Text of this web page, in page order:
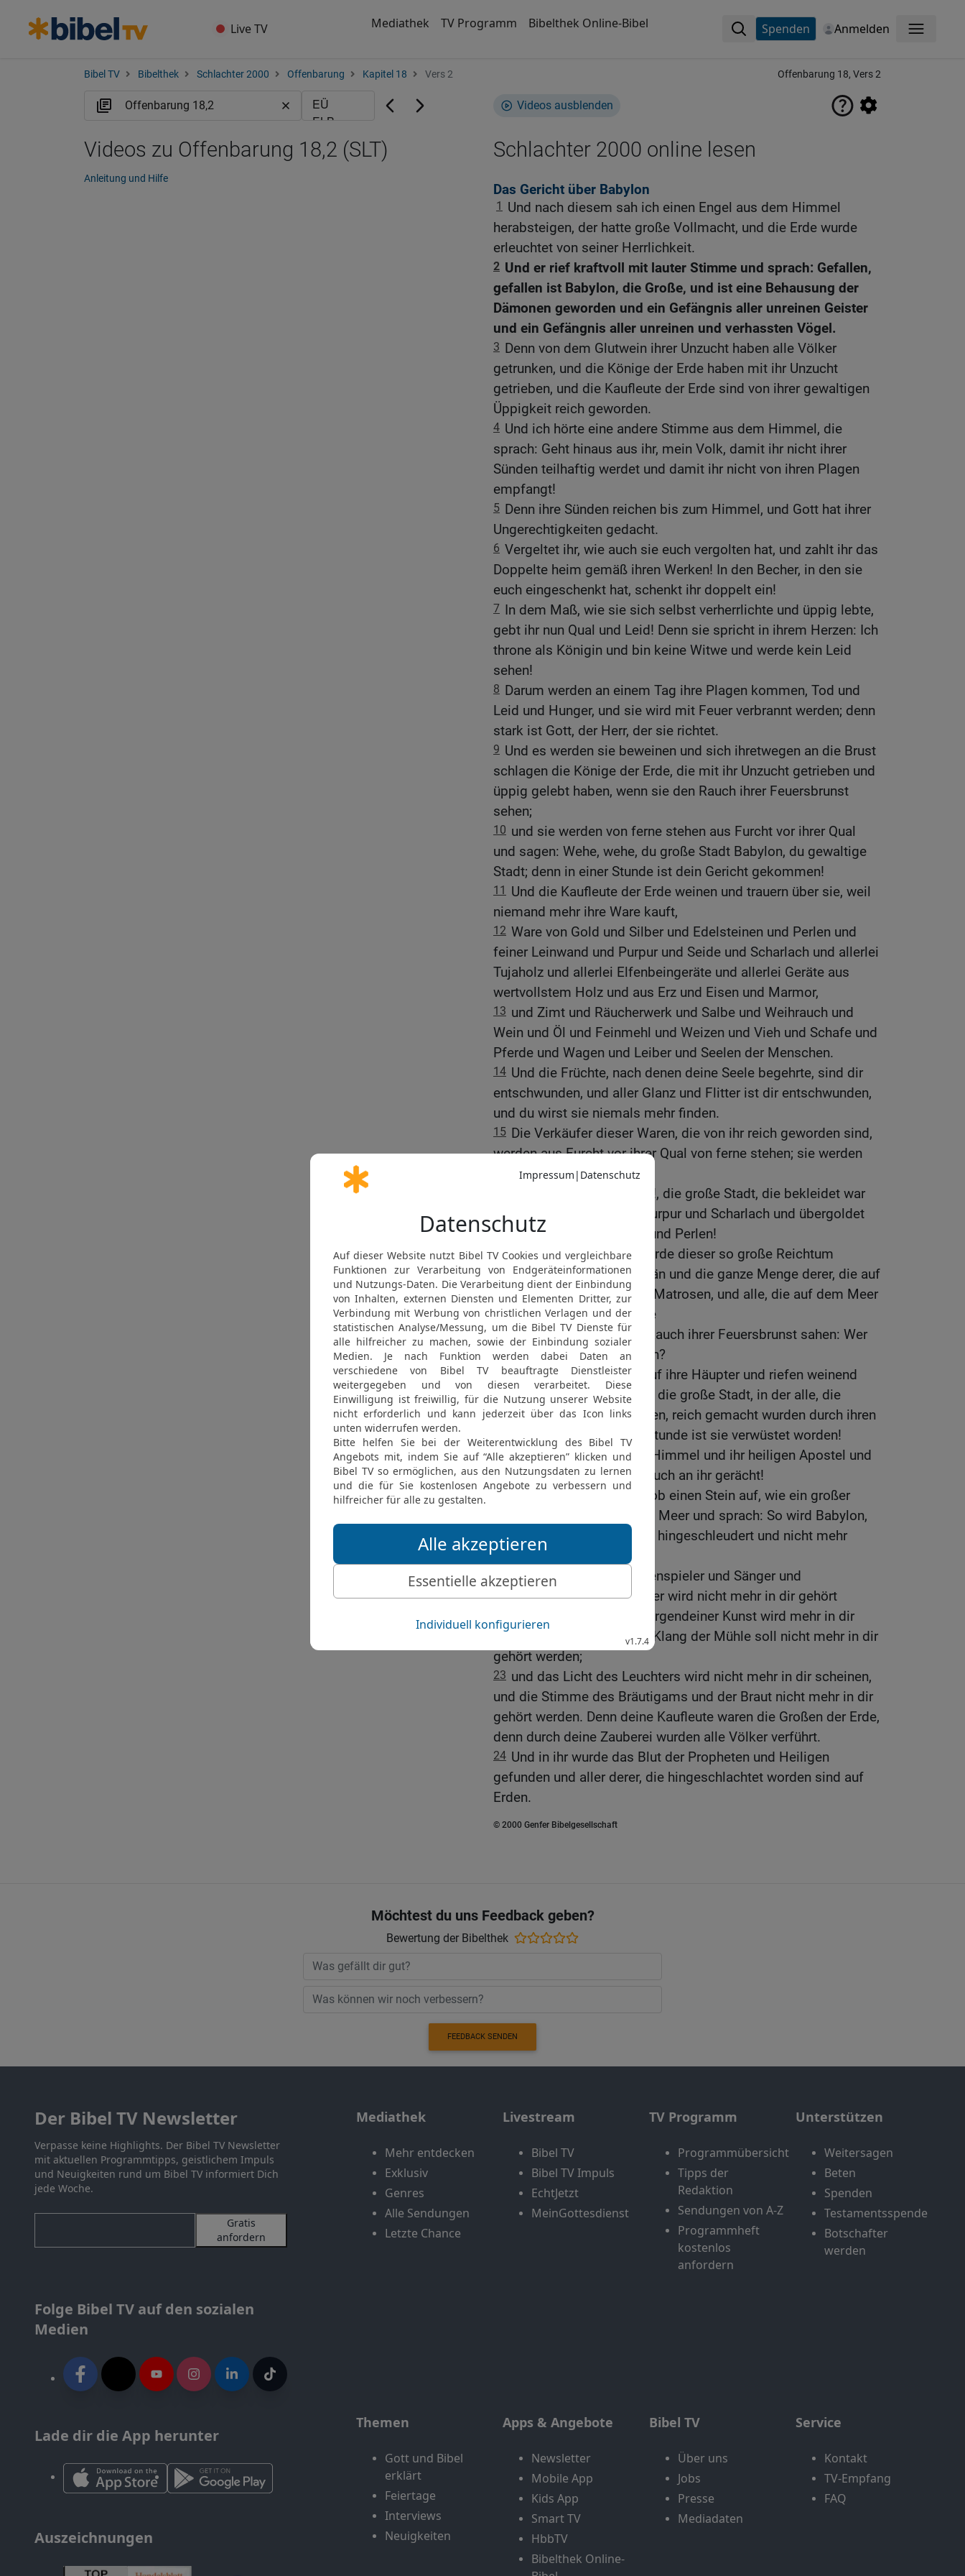
Live TV Mediathek TV Programm Bibelthek Online-Bibel Spenden Anmelden Menü
Bibel TV Bibelthek Schlachter 2000 Offenbarung Kapitel 18 Vers 2 Offenbarung 18, Vers 2
Videos ausblenden
Schlachter 2000 online lesen
Das Gericht über Babylon
1
Und nach diesem sah ich einen Engel aus dem Himmel
herabsteigen, der hatte große Vollmacht, und die Erde wurde
erleuchtet von seiner Herrlichkeit.
2 Und er rief kraftvoll mit lauter Stimme und sprach: Gefallen,
gefallen ist Babylon, die Große, und ist eine Behausung der
Dämonen geworden und ein Gefängnis aller unreinen Geister
und ein Gefängnis aller unreinen und verhassten Vögel.
3 Denn von dem Glutwein ihrer Unzucht haben alle Völker
getrunken, und die Könige der Erde haben mit ihr Unzucht
getrieben, und die Kaufleute der Erde sind von ihrer gewaltigen
Üppigkeit reich geworden.
4 Und ich hörte eine andere Stimme aus dem Himmel, die
sprach: Geht hinaus aus ihr, mein Volk, damit ihr nicht ihrer
Sünden teilhaftig werdet und damit ihr nicht von ihren Plagen
empfangt!
5 Denn ihre Sünden reichen bis zum Himmel, und Gott hat ihrer
Ungerechtigkeiten gedacht.
6 Vergeltet ihr, wie auch sie euch vergolten hat, und zahlt ihr das
Doppelte heim gemäß ihren Werken! In den Becher, in den sie
euch eingeschenkt hat, schenkt ihr doppelt ein!
7 In dem Maß, wie sie sich selbst verherrlichte und üppig lebte,
gebt ihr nun Qual und Leid! Denn sie spricht in ihrem Herzen: Ich
throne als Königin und bin keine Witwe und werde kein Leid
sehen!
8 Darum werden an einem Tag ihre Plagen kommen, Tod und
Leid und Hunger, und sie wird mit Feuer verbrannt werden; denn
stark ist Gott, der Herr, der sie richtet.
9 Und es werden sie beweinen und sich ihretwegen an die Brust
schlagen die Könige der Erde, die mit ihr Unzucht getrieben und
üppig gelebt haben, wenn sie den Rauch ihrer Feuersbrunst
sehen;
10 und sie werden von ferne stehen aus Furcht vor ihrer Qual
und sagen: Wehe, wehe, du große Stadt Babylon, du gewaltige
Stadt; denn in einer Stunde ist dein Gericht gekommen!
11
Und die Kaufleute der Erde weinen und trauern über sie, weil
niemand mehr ihre Ware kauft,
12 Ware von Gold und Silber und Edelsteinen und Perlen und
feiner Leinwand und Purpur und Seide und Scharlach und allerlei
Tujaholz und allerlei Elfenbeingeräte und allerlei Geräte aus
wertvollstem Holz und aus Erz und Eisen und Marmor,
13 und Zimt und Räucherwerk und Salbe und Weihrauch und
Wein und Öl und Feinmehl und Weizen und Vieh und Schafe und
Pferde und Wagen und Leiber und Seelen der Menschen.
14 Und die Früchte, nach denen deine Seele begehrte, sind dir
entschwunden, und aller Glanz und Flitter ist dir entschwunden,
und du wirst sie niemals mehr finden.
15 Die Verkäufer dieser Waren, die von ihr reich geworden sind,
werden aus Furcht vor ihrer Qual von ferne stehen; sie werden
weinen und trauern
und sagen: Wehe, wehe!, die große Stadt, die bekleidet war
mit feiner Leinwand und Purpur und Scharlach und übergoldet
mit Gold und Edelsteinen und Perlen!
17 Denn in einer Stunde wurde dieser so große Reichtum
verwüstet! Und jeder Kapitän und die ganze Menge derer, die auf
den Schiffen sind, und die Matrosen, und alle, die auf dem Meer
arbeiten, standen von ferne
18 und riefen, als sie den Rauch ihrer Feuersbrunst sahen: Wer
war der großen Stadt gleich?
19 Und sie warfen Staub auf ihre Häupter und riefen weinend
und trauernd: Wehe, wehe!, die große Stadt, in der alle, die
Schiffe auf dem Meer hatten, reich gemacht wurden durch ihren
Wohlstand! Denn in einer Stunde ist sie verwüstet worden!
20 Freut euch über sie, du Himmel und ihr heiligen Apostel und
Propheten; denn Gott hat euch an ihr gerächt!
21
Und ein starker Engel hob einen Stein auf, wie ein großer
Mühlstein, und warf ihn ins Meer und sprach: So wird Babylon,
die große Stadt, mit Wucht hingeschleudert und nicht mehr
gefunden werden!
Und der Klang der Harfenspieler und Sänger und
Flötenspieler und Trompeter wird nicht mehr in dir gehört
werden, und kein Künstler irgendeiner Kunst wird mehr in dir
gefunden werden, und der Klang der Mühle soll nicht mehr in dir
gehört werden;
23 und das Licht des Leuchters wird nicht mehr in dir scheinen,
und die Stimme des Bräutigams und der Braut nicht mehr in dir
gehört werden. Denn deine Kaufleute waren die Großen der Erde,
denn durch deine Zauberei wurden alle Völker verführt.
24 Und in ihr wurde das Blut der Propheten und Heiligen
gefunden und aller derer, die hingeschlachtet worden sind auf
Erden.
© 2000 Genfer Bibelgesellschaft
Videos zu Offenbarung 18,2 (SLT)
Anleitung und Hilfe
Möchtest du uns Feedback geben?
Bewertung der Bibelthek
FEEDBACK SENDEN
Der Bibel TV Newsletter
Verpasse keine Highlights. Der Bibel TV Newsletter
mit aktuellen Programmtipps, geistlichem Impuls
und Neuigkeiten rund um Bibel TV informiert Dich
jede Woche.
Gratis
anfordern
Folge Bibel TV auf den sozialen
Medien
Lade dir die App herunter
Auszeichnungen
Mediathek
Mehr entdecken
Exklusiv
Genres
Alle Sendungen
Letzte Chance
Livestream
Bibel TV
Bibel TV Impuls
EchtJetzt
MeinGottesdienst
TV Programm
Programmübersicht
Tipps der
Redaktion
Sendungen von A-Z
Programmheft
kostenlos
anfordern
Unterstützen
Weitersagen
Beten
Spenden
Testamentsspende
Botschafter
werden
Themen
Gott und Bibel
erklärt
Feiertage
Interviews
Neuigkeiten
Apps & Angebote
Newsletter
Mobile App
Kids App
Smart TV
HbbTV
Bibelthek Online-
Bibel TV
Über uns
Jobs
Presse
Mediadaten
Service
Kontakt
TV-Empfang
FAQ